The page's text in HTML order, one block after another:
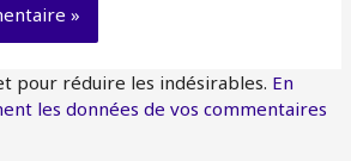
pour réduire les indésirables. En
les données de vos commentaires